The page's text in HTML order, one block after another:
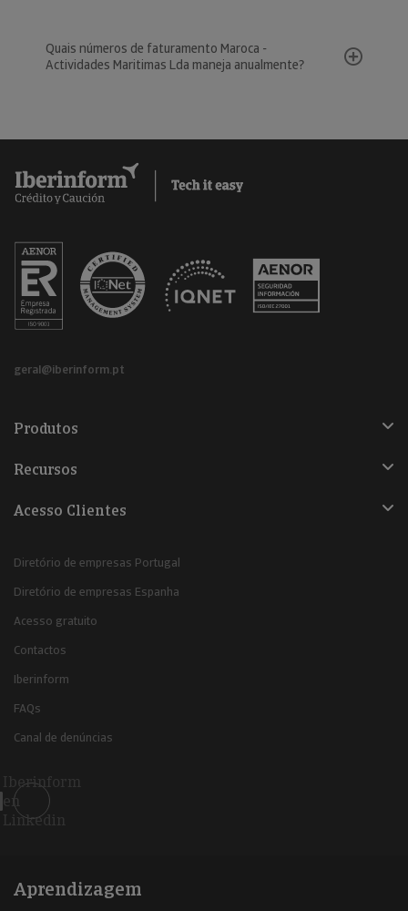
Quais números de faturamento Maroca -
Actividades Maritimas Lda maneja anualmente?
geral@iberinform.pt
Produtos
Recursos
Acesso Clientes
Diretório de empresas Portugal
Diretório de empresas Espanha
Acesso gratuito
Contactos
Iberinform
FAQs
Canal de denúncias
Iberinform
en
Linkedin
Aprendizagem